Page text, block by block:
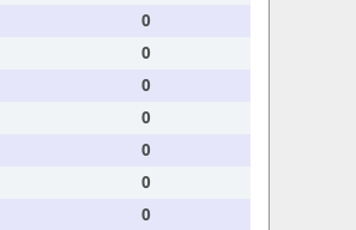
0
0
0
0
0
0
0